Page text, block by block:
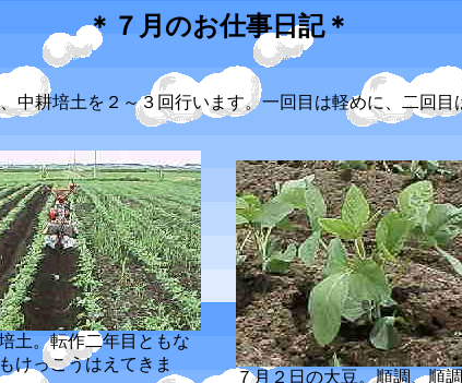
＊７月のお仕事日記＊
耕培土を２～３回行います。一回目は軽めに、二回目
土。転作二年目ともな
けっこうはえてきま
７月２日の大豆。順調、順調